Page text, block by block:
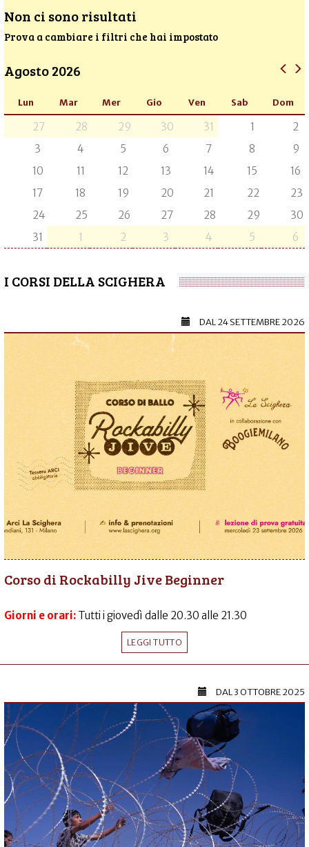
Non ci sono risultati
Prova a cambiare i filtri che hai impostato
Agosto 2026
Lun Mar Mer Gio Ven Sab Dom
27 28 29 30 31 1
2
3
4 5 6 7 8
9
10
11 12 13 14 15
16
17
18 19 20 21 22
23
24
25 26 27 28 29
30
31
1 2 3 4 5 6
I CORSI DELLA SCIGHERA
DAL24 SETTEMBRE 2026
Corso di Rockabilly Jive Beginner
Giorni e orari: Tutti i giovedì dalle 20.30 alle 21.30
LEGGI TUTTO
DAL3 OTTOBRE 2025